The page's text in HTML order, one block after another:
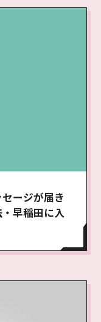
ージが届き
早稲田に入